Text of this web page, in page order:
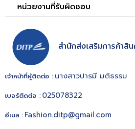
หน่วยงานที่รับผิดชอบ
สำนักส่งเสริมการค้าสิ
เจ้าหน้าที่ผู้ติดต่อ : นางสาวปารมี มติธรรม
เบอร์ติดต่อ : 025078322
อีเมล : Fashion.ditp@gmail.com